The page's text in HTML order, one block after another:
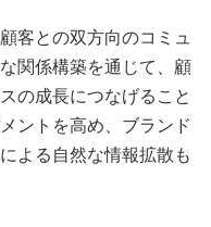
客との双方向のコミュ
関係構築を通じて、顧
の成長につなげること
ントを高め、ブランド
よる自然な情報拡散も